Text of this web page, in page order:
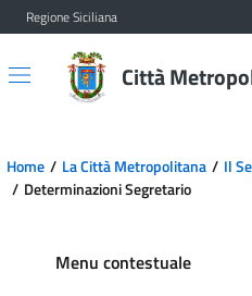
Vai al contenuto principale
Vai al menu principale
Regione Siciliana
Città
Home La Città Metropolitana
Il
Determinazioni Segretario
Menu contestuale